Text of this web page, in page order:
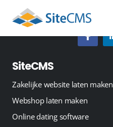
SiteCMS
Zakelijke website laten maken
Webshop laten maken
Online dating software